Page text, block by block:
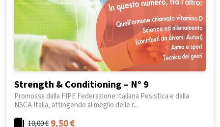
Strength & Conditioning – N° 9
Promossa dalla FIPE Federazione Italiana Pesistica e dalla
NSCA Italia, attingendo al meglio delle r...
10,00€ 9,50€